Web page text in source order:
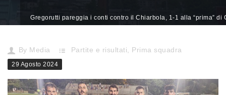
Gregorutti pareggia i conti contro il Chiarbola, 1-1 alla “prima” di
By Media Partite e risultati, Prima squadra
29 Agosto 2024